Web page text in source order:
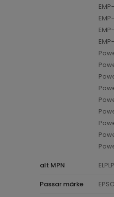
alt MPN
Passar märke